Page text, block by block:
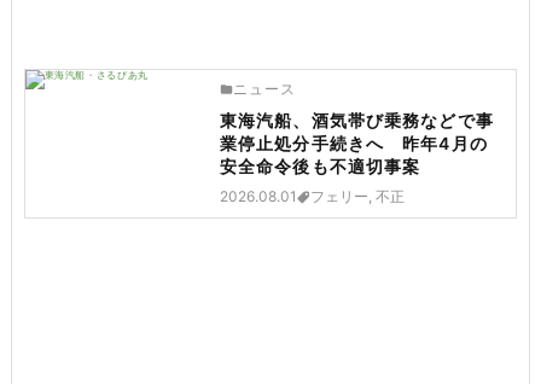
ニュース
東海汽船、酒気帯び乗務などで事
業停止処分手続きへ 昨年4月の
安全命令後も不適切事案
2026.08.01 フェリー, 不正